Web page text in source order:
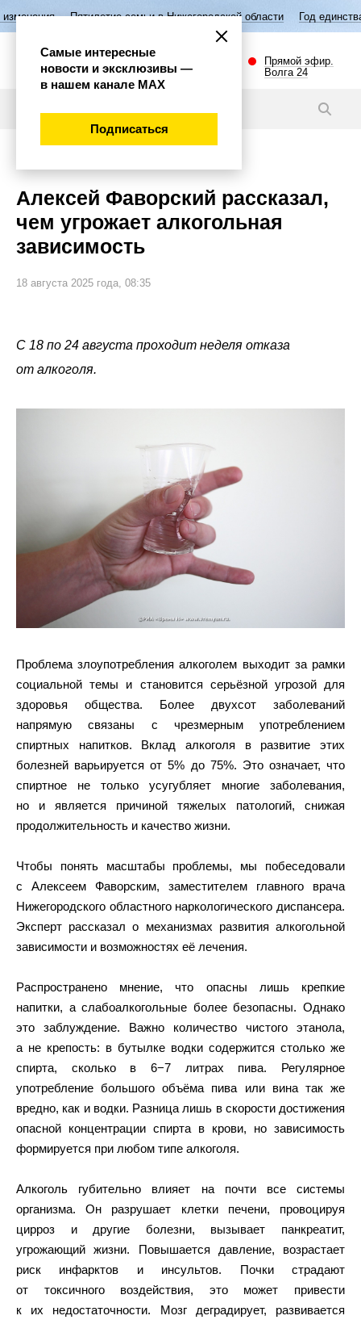
семьи в Нижегородской области Год единства народов России
Прямой эфир.
Волга 24
Алексей Фаворский рассказал,
чем угрожает алкогольная
зависимость
18 августа 2025 года, 08:35
С 18 по 24 августа проходит неделя отказа
от алкоголя.
Проблема злоупотребления алкоголем выходит за рамки
социальной темы и становится серьёзной угрозой для
здоровья общества. Более двухсот заболеваний
напрямую связаны с чрезмерным употреблением
спиртных напитков. Вклад алкоголя в развитие этих
болезней варьируется от 5% до 75%. Это означает, что
спиртное не только усугубляет многие заболевания,
но и является причиной тяжелых патологий, снижая
продолжительность и качество жизни.
Чтобы понять масштабы проблемы, мы побеседовали
с Алексеем Фаворским, заместителем главного врача
Нижегородского областного наркологического диспансера.
Эксперт рассказал о механизмах развития алкогольной
зависимости и возможностях её лечения.
Распространено мнение, что опасны лишь крепкие
напитки, а слабоалкогольные более безопасны. Однако
это заблуждение. Важно количество чистого этанола,
а не крепость: в бутылке водки содержится столько же
спирта, сколько в 6−7 литрах пива. Регулярное
употребление большого объёма пива или вина так же
вредно, как и водки. Разница лишь в скорости достижения
опасной концентрации спирта в крови, но зависимость
формируется при любом типе алкоголя.
Алкоголь губительно влияет на почти все системы
организма. Он разрушает клетки печени, провоцируя
цирроз и другие болезни, вызывает панкреатит,
угрожающий жизни. Повышается давление, возрастает
риск инфарктов и инсультов. Почки страдают
от токсичного воздействия, это может привести
к их недостаточности. Мозг деградирует, развивается
Самые интересные
новости и эксклюзивы —
в нашем канале МАХ
Подписаться